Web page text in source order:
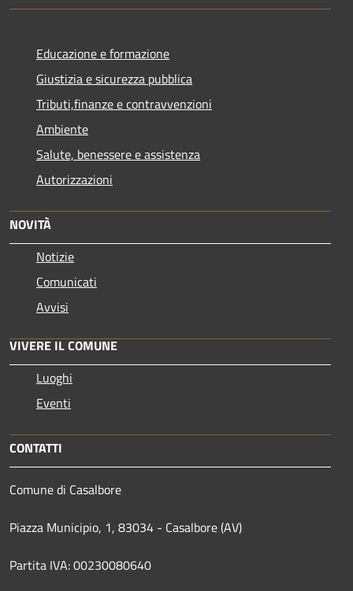
Educazione e formazione
Giustizia e sicurezza pubblica
Tributi,finanze e contravvenzioni
Ambiente
Salute, benessere e assistenza
Autorizzazioni
NOVITÀ
Notizie
Comunicati
Avvisi
VIVERE IL COMUNE
Luoghi
Eventi
CONTATTI
Comune di Casalbore
Piazza Municipio, 1, 83034 - Casalbore (AV)
Partita IVA: 00230080640